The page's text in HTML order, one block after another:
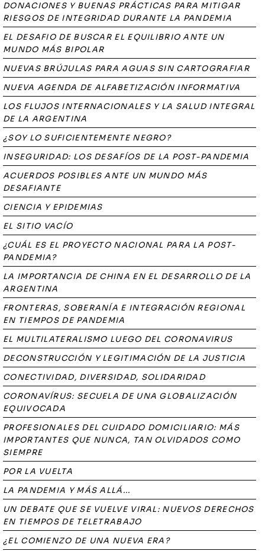
DONACIONES Y BUENAS PRÁCTICAS PARA MITIGAR
RIESGOS DE INTEGRIDAD DURANTE LA PANDEMIA
EL DESAFIO DE BUSCAR EL EQUILIBRIO ANTE UN
MUNDO MÁS BIPOLAR
NUEVAS BRÚJULAS PARA AGUAS SIN CARTOGRAFIAR
NUEVA AGENDA DE ALFABETIZACIÓN INFORMATIVA
LOS FLUJOS INTERNACIONALES Y LA SALUD INTEGRAL
DE LA ARGENTINA
¿SOY LO SUFICIENTEMENTE NEGRO?
INSEGURIDAD: LOS DESAFÍOS DE LA POST-PANDEMIA
ACUERDOS POSIBLES ANTE UN MUNDO MÁS
DESAFIANTE
CIENCIA Y EPIDEMIAS
EL SITIO VACÍO
¿CUÁL ES EL PROYECTO NACIONAL PARA LA POST-
PANDEMIA?
LA IMPORTANCIA DE CHINA EN EL DESARROLLO DE LA
ARGENTINA
FRONTERAS, SOBERANÍA E INTEGRACIÓN REGIONAL
EN TIEMPOS DE PANDEMIA
EL MULTILATERALISMO LUEGO DEL CORONAVIRUS
DECONSTRUCCIÓN Y LEGITIMACIÓN DE LA JUSTICIA
CONECTIVIDAD, DIVERSIDAD, SOLIDARIDAD
CORONAVÍRUS: SECUELA DE UNA GLOBALIZACIÓN
EQUIVOCADA
PROFESIONALES DEL CUIDADO DOMICILIARIO: MÁS
IMPORTANTES QUE NUNCA, TAN OLVIDADOS COMO
SIEMPRE
POR LA VUELTA
LA PANDEMIA Y MÁS ALLÁ...
UN DEBATE QUE SE VUELVE VIRAL: NUEVOS DERECHOS
EN TIEMPOS DE TELETRABAJO
¿EL COMIENZO DE UNA NUEVA ERA?